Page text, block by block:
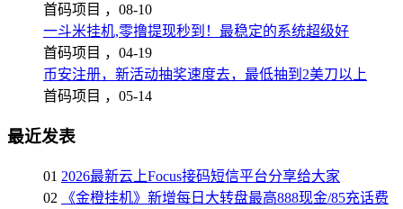
首码项目 ， 08-10
一斗米挂机,零撸提现秒到！最稳定的系统超级好
首码项目 ， 04-19
币安注册，新活动抽奖速度去，最低抽到2美刀以上
首码项目 ， 05-14
最近发表
01 2026最新云上Focus接码短信平台分享给大家
02
《金橙挂机》新增每日大转盘最高888现金/85充话费